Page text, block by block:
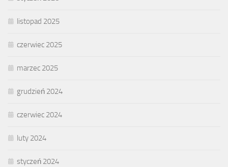
listopad 2025
czerwiec 2025
marzec 2025
grudzień 2024
czerwiec 2024
luty 2024
styczeń 2024